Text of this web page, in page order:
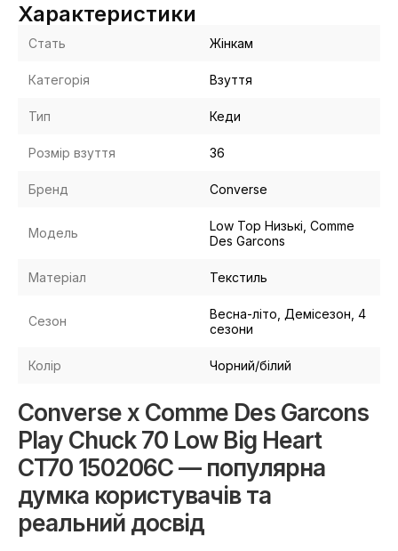
Характеристики
Стать Жінкам
Категорія Взуття
Тип Кеди
Розмір взуття 36
Бренд Converse
Модель
Low Top Низькі, Comme
Des Garcons
Матеріал Текстиль
Сезон
Весна-літо, Демісезон, 4
сезони
Колір Чорний/білий
Converse x Comme Des Garcons
Play Chuck 70 Low Big Heart
CT70 150206C — популярна
думка користувачів та
реальний досвід